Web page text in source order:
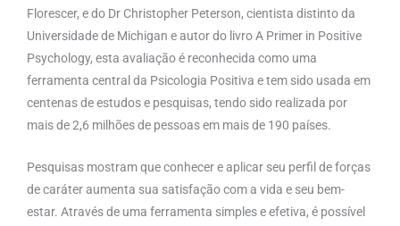
Florescer, e do Dr Christopher Peterson, cientista distinto da
Universidade de Michigan e autor do livro A Primer in Positive
Psychology, esta avaliação é reconhecida como uma
ferramenta central da Psicologia Positiva e tem sido usada em
centenas de estudos e pesquisas, tendo sido realizada por
mais de 2,6 milhões de pessoas em mais de 190 países.
Pesquisas mostram que conhecer e aplicar seu perfil de forças
de caráter aumenta sua satisfação com a vida e seu bem-
estar. Através de uma ferramenta simples e efetiva, é possível